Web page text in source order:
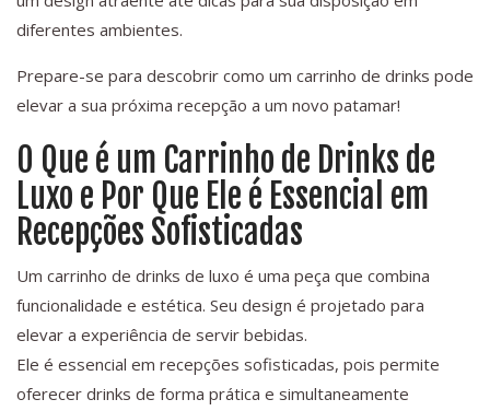
diferentes ambientes.
Prepare-se para descobrir como um carrinho de drinks pode
elevar a sua próxima recepção a um novo patamar!
O Que é um Carrinho de Drinks de
Luxo e Por Que Ele é Essencial em
Recepções Sofisticadas
Um carrinho de drinks de luxo é uma peça que combina
funcionalidade e estética. Seu design é projetado para
elevar a experiência de servir bebidas.
Ele é essencial em recepções sofisticadas, pois permite
oferecer drinks de forma prática e simultaneamente